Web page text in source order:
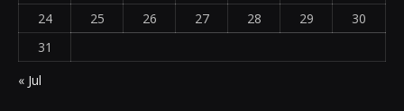
24
25 26 27 28 29
30
31
« Jul